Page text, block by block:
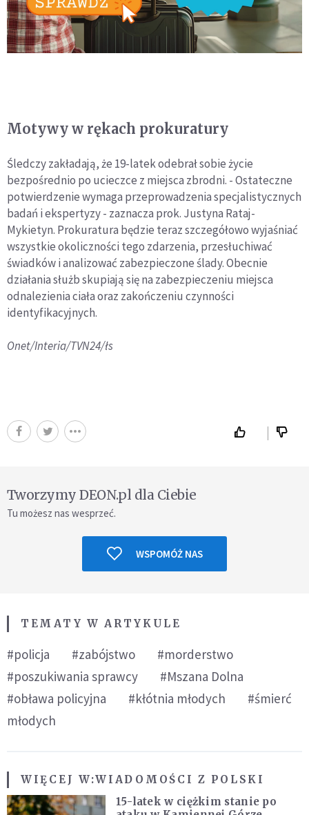
Motywy w rękach prokuratury
Śledczy zakładają, że 19-latek odebrał sobie życie
bezpośrednio po ucieczce z miejsca zbrodni. - Ostateczne
potwierdzenie wymaga przeprowadzenia specjalistycznych
badań i ekspertyzy - zaznacza prok. Justyna Rataj-
Mykietyn. Prokuratura będzie teraz szczegółowo wyjaśniać
wszystkie okoliczności tego zdarzenia, przesłuchiwać
świadków i analizować zabezpieczone ślady. Obecnie
działania służb skupiają się na zabezpieczeniu miejsca
odnalezienia ciała oraz zakończeniu czynności
identyfikacyjnych.
Onet/Interia/TVN24/łs
Tworzymy DEON.pl dla Ciebie
Tu możesz nas wesprzeć.
WSPOMÓŻ NAS
TEMATY W ARTYKULE
#policja #zabójstwo
#morderstwo
#poszukiwania sprawcy
#Mszana Dolna
#obława policyjna
#kłótnia młodych
#śmierć
młodych
WIĘCEJ W:WIADOMOŚCI Z POLSKI
15-latek w ciężkim stanie po